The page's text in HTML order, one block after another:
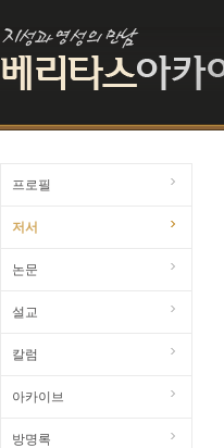
프로필
저서
논문
설교
칼럼
아카이브
방명록